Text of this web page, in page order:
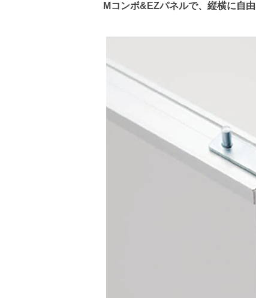
Mコンボ&EZパネルで、縦横に自